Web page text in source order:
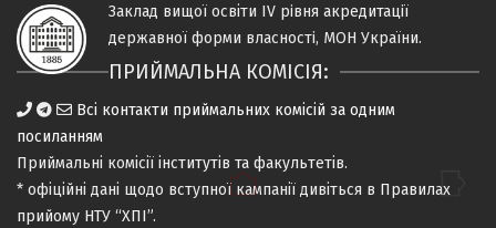
Заклад вищої освіти IV рiвня акредитацiї
державної форми власностi, МОН України.
ПРИЙМАЛЬНА КОМІСІЯ:
Всі контакти приймальних комісій за одним
посиланням
Приймальні комісії інститутів та факультетів.
* офіційні дані щодо вступної кампанії дивіться в Правилах
прийому НТУ “ХПІ”.